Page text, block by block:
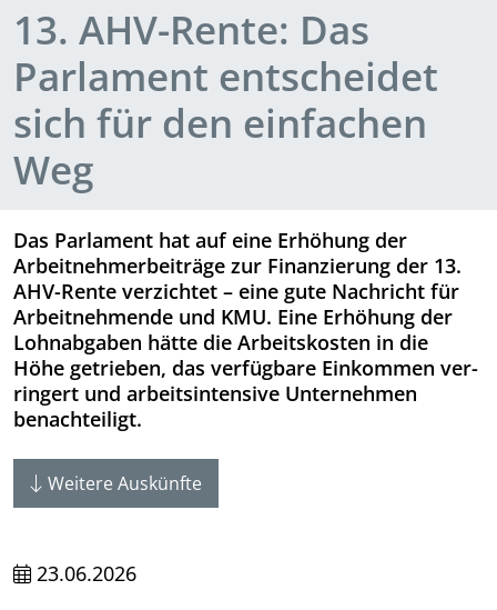
13. AHV-Rente: Das
Parlament entscheidet
sich für den einfachen
Weg
Das Parlament hat auf eine Erhöhung der
Arbeitnehmerbeiträge zur Finanzierung der 13.
AHV-Rente verzichtet – eine gute Nachricht für
Arbeitnehmende und KMU. Eine Erhöhung der
Lohnabgaben hätte die Arbeitskosten in die
Höhe getrieben, das verfügbare Einkommen ver-
ringert und arbeitsintensive Unternehmen
benachteiligt.
Weitere Auskünfte
23.06.2026